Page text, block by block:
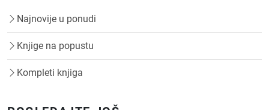
Najnovije u ponudi
Knjige na popustu
Kompleti knjiga